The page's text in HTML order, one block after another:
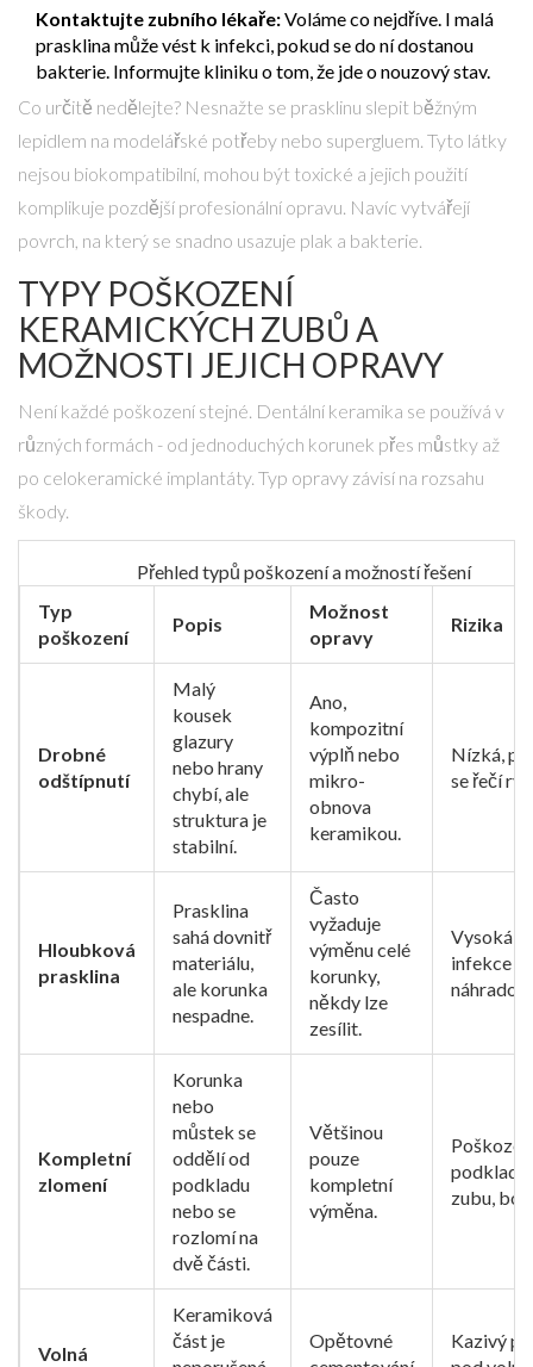
Kontaktujte zubního lékaře:Voláme co nejdříve. I malá
prasklina může vést k infekci, pokud se do ní dostanou
bakterie. Informujte kliniku o tom, že jde o nouzový stav.
Co určitě nedělejte? Nesnažte se prasklinu slepit běžným
lepidlem na modelářské potřeby nebo supergluem. Tyto látky
nejsou biokompatibilní, mohou být toxické a jejich použití
komplikuje pozdější profesionální opravu. Navíc vytvářejí
povrch, na který se snadno usazuje plak a bakterie.
TYPY POŠKOZENÍ
KERAMICKÝCH ZUBŮ A
MOŽNOSTI JEJICH OPRAVY
Není každé poškození stejné. Dentální keramika se používá v
různých formách - od jednoduchých korunek přes můstky až
po celokeramické implantáty. Typ opravy závisí na rozsahu
škody.
Přehled typů poškození a možností řešení
Typ
poškození
Popis
Možnost
opravy
Rizika
Drobné
odštípnutí
Malý
kousek
glazury
nebo hrany
chybí, ale
struktura je
stabilní.
Ano,
kompozitní
výplň nebo
mikro-
obnova
keramikou.
Nízká,
se řečí
Hloubková
prasklina
Prasklina
sahá dovnitř
materiálu,
ale korunka
nespadne.
Často
vyžaduje
výměnu celé
korunky,
někdy lze
zesílit.
Vysoká
infekce
náhradou.
Kompletní
zlomení
Korunka
nebo
můstek se
oddělí od
podkladu
nebo se
rozlomí na
dvě části.
Většinou
pouze
kompletní
výměna.
zubu,
Volná
Keramiková
část je
Opětovné
Kazivý